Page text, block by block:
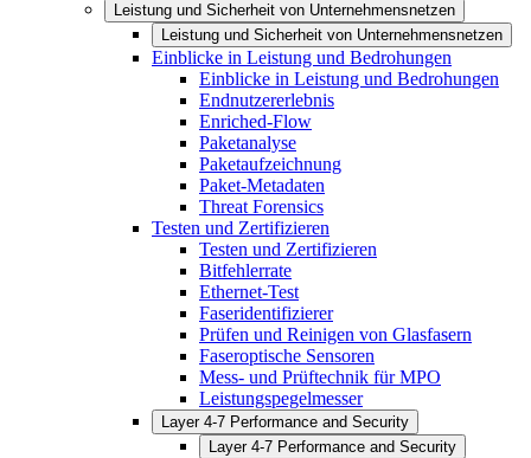
Leistung und Sicherheit von Unternehmensnetzen
Leistung und Sicherheit von Unternehmensnetzen
Einblicke in Leistung und Bedrohungen
Einblicke in Leistung und Bedrohungen
Endnutzererlebnis
Enriched-Flow
Paketanalyse
Paketaufzeichnung
Paket-Metadaten
Threat Forensics
Testen und Zertifizieren
Testen und Zertifizieren
Bitfehlerrate
Ethernet-Test
Faseridentifizierer
Prüfen und Reinigen von Glasfasern
Faseroptische Sensoren
Mess- und Prüftechnik für MPO
Leistungspegelmesser
Layer 4-7 Performance and Security
Layer 4-7 Performance and Security